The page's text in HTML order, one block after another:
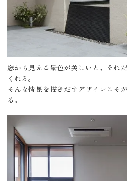
窓から見える景色が美しいと、それ
くれる。
そんな情景を描きだすデザインこそ
る。